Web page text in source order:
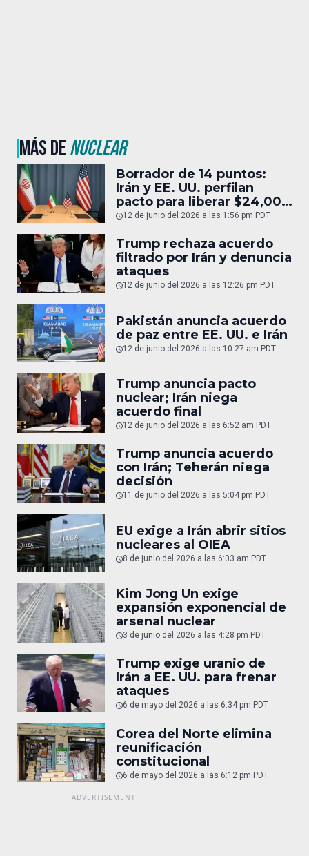
MÁS DENUCLEAR
Borrador de 14 puntos:
Irán y EE. UU. perfilan
pacto para liberar $24,000
MDD
12 de junio del 2026 a las 1:56 pm PDT
Trump rechaza acuerdo
filtrado por Irán y denuncia
ataques
12 de junio del 2026 a las 12:26 pm PDT
Pakistán anuncia acuerdo
de paz entre EE. UU. e Irán
12 de junio del 2026 a las 10:27 am PDT
Trump anuncia pacto
nuclear; Irán niega
acuerdo final
12 de junio del 2026 a las 6:52 am PDT
Trump anuncia acuerdo
con Irán; Teherán niega
decisión
11 de junio del 2026 a las 5:04 pm PDT
EU exige a Irán abrir sitios
nucleares al OIEA
8 de junio del 2026 a las 6:03 am PDT
Kim Jong Un exige
expansión exponencial de
arsenal nuclear
3 de junio del 2026 a las 4:28 pm PDT
Trump exige uranio de
Irán a EE. UU. para frenar
ataques
6 de mayo del 2026 a las 6:34 pm PDT
Corea del Norte elimina
reunificación
constitucional
6 de mayo del 2026 a las 6:12 pm PDT